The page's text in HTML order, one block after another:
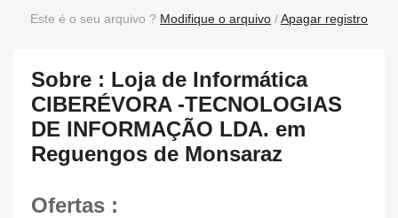
Este é o seu arquivo ? Modifique o arquivo /Apagar registro
Sobre : Loja de Informática
CIBERÉVORA -TECNOLOGIAS
DE INFORMAÇÃO LDA. em
Reguengos de Monsaraz
Ofertas :